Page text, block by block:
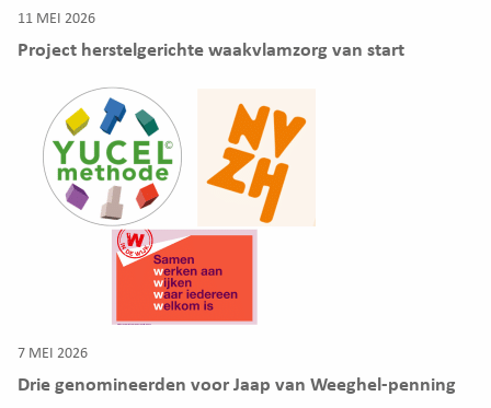
11 MEI 2026
Project herstelgerichte waakvlamzorg van start
7 MEI 2026
Drie genomineerden voor Jaap van Weeghel-penning